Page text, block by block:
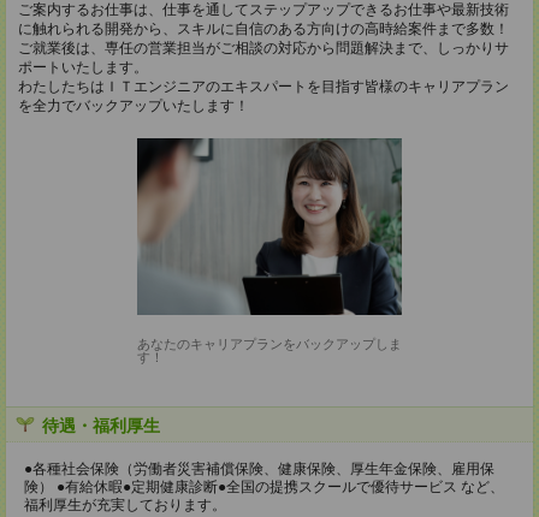
ご案内するお仕事は、仕事を通してステップアップできるお仕事や最新技術
に触れられる開発から、スキルに自信のある方向けの高時給案件まで多数！
ご就業後は、専任の営業担当がご相談の対応から問題解決まで、しっかりサ
ポートいたします。
わたしたちはＩＴエンジニアのエキスパートを目指す皆様のキャリアプラン
を全力でバックアップいたします！
あなたのキャリアプランをバックアップしま
す！
待遇・福利厚生
●各種社会保険（労働者災害補償保険、健康保険、厚生年金保険、雇用保
険） ●有給休暇●定期健康診断●全国の提携スクールで優待サービス など、
福利厚生が充実しております。